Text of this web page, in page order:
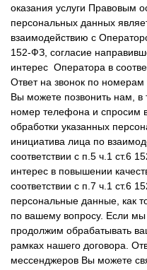
оказания услуги Правовым
персональных данных
взаимодействию с
152-ФЗ, согласие
интерес Оператора в
Ответ на звонок по
Вы можете позвонить нам, в
номер телефона и спросим
обработки указанных
инициатива лица по
соответствии с п.5 ч.1 ст.6
интерес в повышении
соответствии с п.7 ч.1 ст.6
персональные данные, как
по вашему вопросу. Если
продолжим обрабатывать
рамках нашего договора.
мессенджеров Вы можете